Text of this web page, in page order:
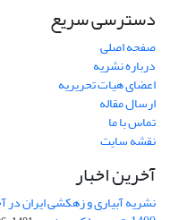
دسترسی سریع
صفحه اصلی
درباره نشریه
اعضای هیات تحریریه
ارسال مقاله
تماس با ما
نقشه سایت
آخرین اخبار
نشریه آبیاری و زهکشی ایران